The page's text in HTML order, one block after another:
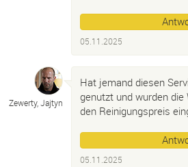
05.11.2025
Zewerty, Jajtyn
Hat jemand diesen
genutzt und wurden
den Reinigungspreis
05.11.2025